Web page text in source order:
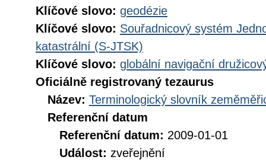
Klíčové slovo: geodézie
Klíčové slovo: Souřadnicový systém
katastrální (S-JTSK)
Klíčové slovo: globální navigační
Oficiálně registrovaný tezaurus
Název: Terminologický slovník
Referenční datum
Referenční datum: 2009-01-01
Událost: zveřejnění